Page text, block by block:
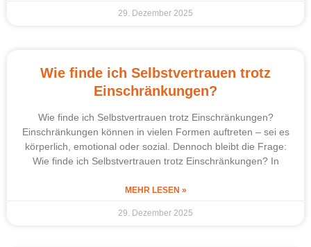
29. Dezember 2025
Wie finde ich Selbstvertrauen trotz
Einschränkungen?
Wie finde ich Selbstvertrauen trotz Einschränkungen?
Einschränkungen können in vielen Formen auftreten – sei es
körperlich, emotional oder sozial. Dennoch bleibt die Frage:
Wie finde ich Selbstvertrauen trotz Einschränkungen? In
MEHR LESEN »
29. Dezember 2025